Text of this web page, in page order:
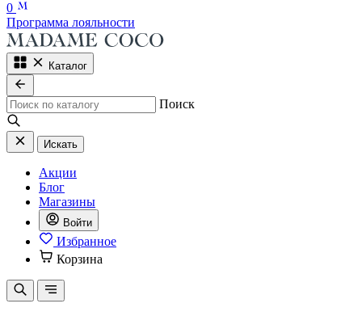
0
Программа лояльности
Каталог
Поиск
Искать
Акции
Блог
Магазины
Войти
Избранное
Корзина